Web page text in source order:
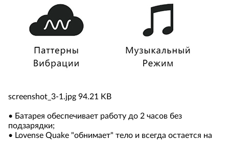
screenshot_3-1.jpg 94.21 KB
• Батарея обеспечивает работу до 2 часов без
подзарядки;
• Lovense Quake "обнимает" тело и всегда остается на